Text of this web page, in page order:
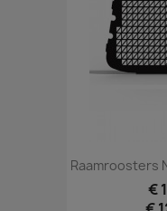
Raamroosters
€